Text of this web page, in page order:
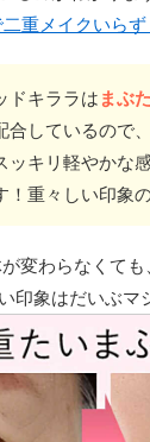
重メイクいらず
ドキララは まぶ
合しているので
ッキリ軽やかな
！重々しい印象
変わらなくて
印象はだいぶマ